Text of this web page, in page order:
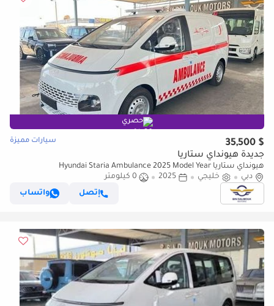
حصري
$ 35,500 سيارات مميزة
جديدة هيونداي ستاريا
هيونداي ستاريا Hyundai Staria Ambulance 2025 Model Year
دبي
خليجي 2025
0 كيلومتر
إتصل
واتساب